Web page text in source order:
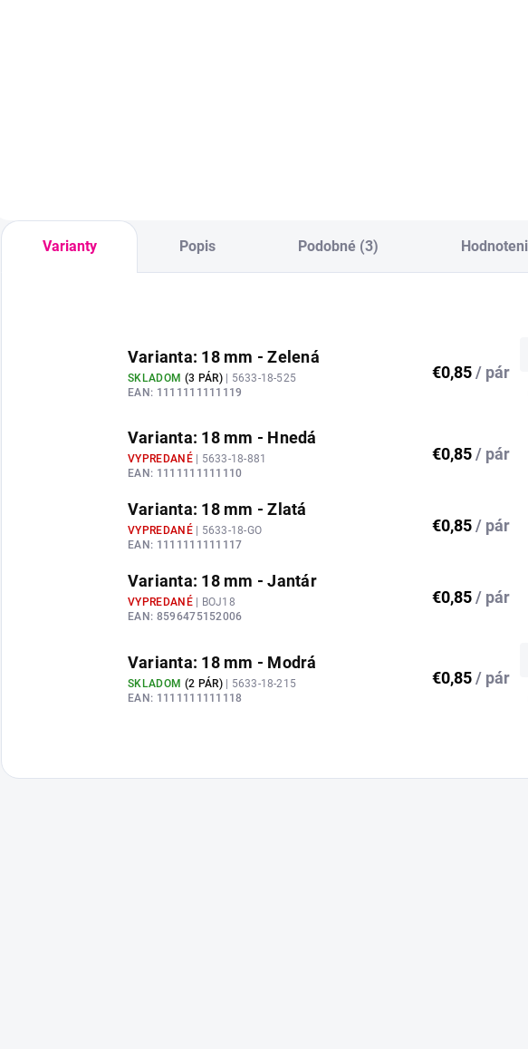
Varianty Popis Podobné (3)
Varianta: 18 mm - Zelená
SKLADOM (3 PÁR)| 5633-18-525
EAN: 1111111111119
€0,85/ pár
Varianta: 18 mm - Hnedá
VYPREDANÉ
| 5633-18-881
EAN: 1111111111110
€0,85/ pár
Varianta: 18 mm - Zlatá
VYPREDANÉ
| 5633-18-GO
EAN: 1111111111117
€0,85/ pár
Varianta: 18 mm - Jantár
VYPREDANÉ
| BOJ18
EAN: 8596475152006
€0,85/ pár
Varianta: 18 mm - Modrá
SKLADOM (2 PÁR)| 5633-18-215
EAN: 1111111111118
€0,85/ pár